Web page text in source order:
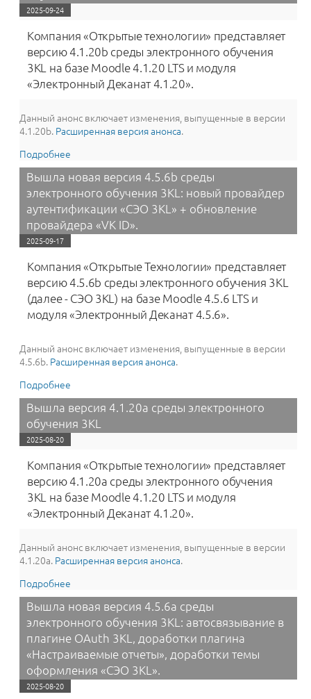
2025-09-24
Компания «Открытые технологии» представляет
версию 4.1.20b среды электронного обучения
3KL на базе Moodle 4.1.20 LTS и модуля
«Электронный Деканат 4.1.20».
Данный анонс включает изменения, выпущенные в версии
4.1.20b. Расширенная версия анонса.
Подробнее
обучения 3KL
Вышла новая версия 4.5.6b среды
электронного обучения 3KL: новый провайдер
аутентификации «СЭО 3KL» + обновление
провайдера «VK ID».
2025-09-17
Компания «Открытые Технологии» представляет
версию 4.5.6b среды электронного обучения 3KL
(далее - СЭО 3KL) на базе Moodle 4.5.6 LTS и
модуля «Электронный Деканат 4.5.6».
Данный анонс включает изменения, выпущенные в версии
4.5.6b. Расширенная версия анонса.
Подробнее
обучения 3KL: новый провайдер аутентификации
«СЭО 3KL» + обновление провайдера «VK ID».
Вышла версия 4.1.20a среды электронного
обучения 3KL
2025-08-20
Компания «Открытые технологии» представляет
версию 4.1.20a среды электронного обучения
3KL на базе Moodle 4.1.20 LTS и модуля
«Электронный Деканат 4.1.20».
Данный анонс включает изменения, выпущенные в версии
4.1.20a. Расширенная версия анонса.
Подробнее
обучения 3KL
Вышла новая версия 4.5.6a среды
электронного обучения 3KL: автосвязывание в
плагине OAuth 3KL, доработки плагина
«‎Настраиваемые отчеты», доработки темы
оформления «‎СЭО 3KL».
2025-08-20